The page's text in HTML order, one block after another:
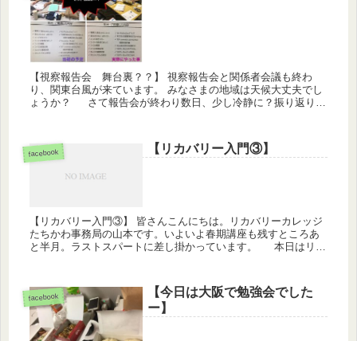
【視察報告会 舞台裏？？】 視察報告会と関係者会議も終わ
り、関東台風が来ています。 みなさまの地域は天候大丈夫でし
ょうか？ さて報告会が終わり数日、少し冷静に？振り返り始
facebook 【リカバリー入門③】
【リカバリー入門③】 皆さんこんにちは。リカバリーカレッジ
たちかわ事務局の山本です。いよいよ春期講座も残すところあ
と半月。ラストスパートに差し掛かっています。 本日はリカ
facebook
【今日は大阪で勉強会でした
ー】